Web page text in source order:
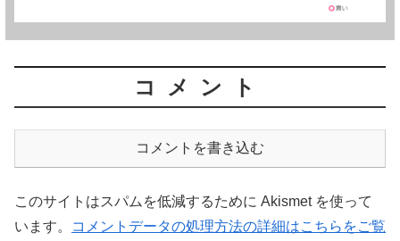
コメント
コメントを書き込む
このサイトはスパムを低減するために Akismet を使って
います。
コメントデータの処理方法の詳細はこちらをご覧